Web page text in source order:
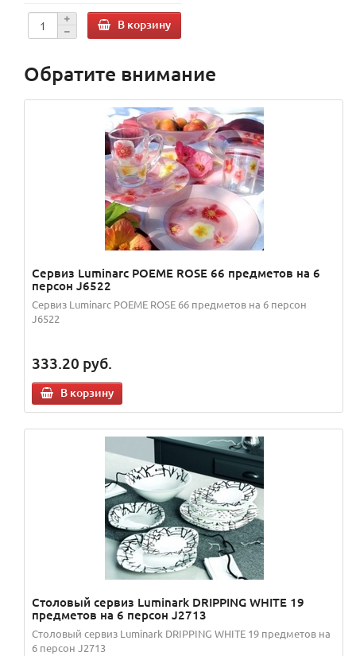
В корзину
Обратите внимание
Сервиз Luminarc POEME ROSE 66 предметов на 6
персон J6522
Сервиз Luminarc POEME ROSE 66 предметов на 6 персон
J6522
333.20 руб.
В корзину
Столовый сервиз Luminark DRIPPING WHITE 19
предметов на 6 персон J2713
Столовый сервиз Luminark DRIPPING WHITE 19 предметов на
6 персон J2713